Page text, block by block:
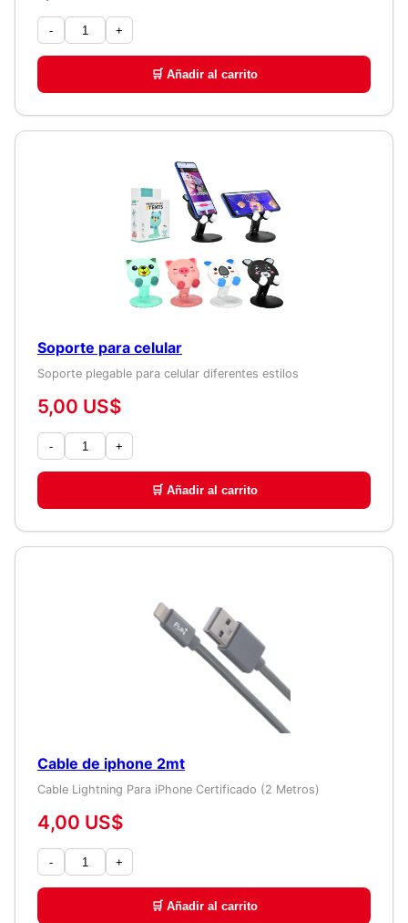
- +
🛒 Añadir al carrito
Soporte para celular
Soporte plegable para celular diferentes estilos
5,00 US$
- +
🛒 Añadir al carrito
Cable de iphone 2mt
Cable Lightning Para iPhone Certificado (2 Metros)
4,00 US$
- +
🛒 Añadir al carrito